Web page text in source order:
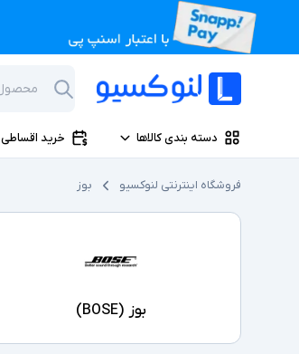
دسته بندی کالاها خرید اقساطی
فروشگاه اینترنتی لنوکسیو بوز
بوز (
BOSE
)